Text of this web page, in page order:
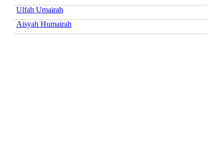
Ulfah Umairah
Aisyah Humairah